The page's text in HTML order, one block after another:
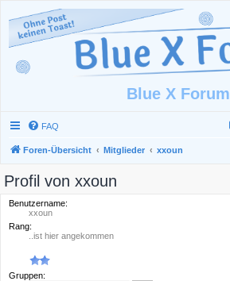
Blue X Forum
FAQ
Foren-Übersicht Mitglieder xxoun
Profil von xxoun
Benutzername:
xxoun
Rang:
..ist hier angekommen
Gruppen: